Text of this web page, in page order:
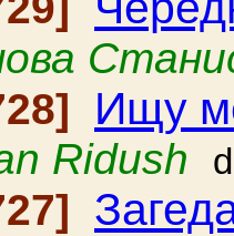
Ищу
Ridush